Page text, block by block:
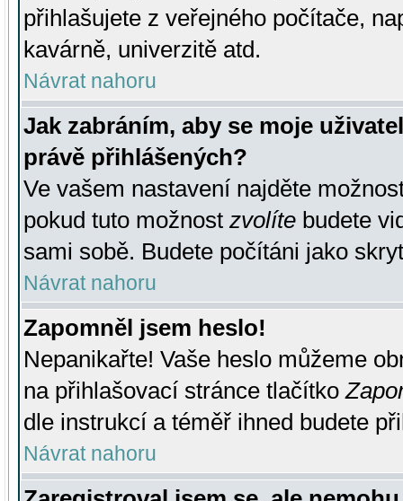
přihlašujete z veřejného počítače,
kavárně, univerzitě atd.
Návrat nahoru
Jak zabráním, aby se moje
právě přihlášených?
Ve vašem nastavení najděte
pokud tuto možnost zvolíte budete
sami sobě. Budete počítáni jako
Návrat nahoru
Zapomněl jsem heslo!
Nepanikařte! Vaše heslo můžeme
na přihlašovací stránce tlačítko
dle instrukcí a téměř ihned budete
Návrat nahoru